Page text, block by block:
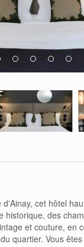
cet hôtel
historique, des
et couture, en
quartier. Vous